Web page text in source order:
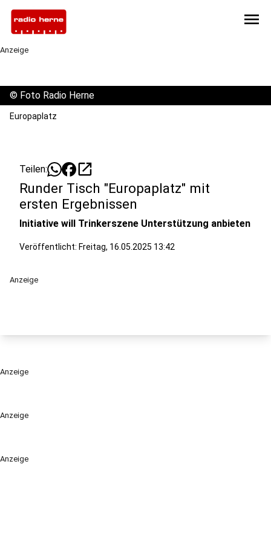
menu
Anzeige
Anzeige
Anzeige
© Foto Radio Herne
Europaplatz
Teilen: open_in_new
Runder Tisch "Europaplatz" mit
ersten Ergebnissen
Initiative will Trinkerszene Unterstützung anbieten
Veröffentlicht: Freitag, 16.05.2025 13:42
Anzeige
Anzeige